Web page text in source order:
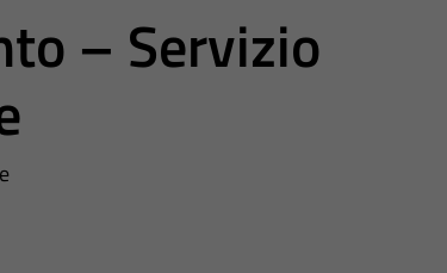
– Servizio